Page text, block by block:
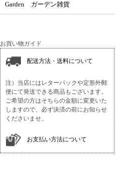
Garden ガーデン雑貨
お買い物ガイド
配送方法・送料について
注）当店にはレターパックや定形外郵
便にて発送できる商品もございます。
ご希望の方はそちらの金額に変更いた
しますので、必ず決済の前にお知らせ
くださいませ。
お支払い方法について